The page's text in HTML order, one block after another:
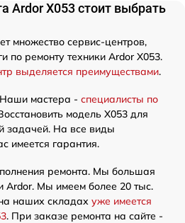
Ardor X053 стоит выбрать
множество сервис-центров,
по ремонту техники Ardor X053.
выделяется преимуществами.
мастера - специалисты по
модель X053 для
задачей. На все виды
имеется гарантия.
ремонта. Мы большая
Ardor. Мы имеем более 20 тыс.
наших складах уже имеется
. При заказе ремонта на сайте -